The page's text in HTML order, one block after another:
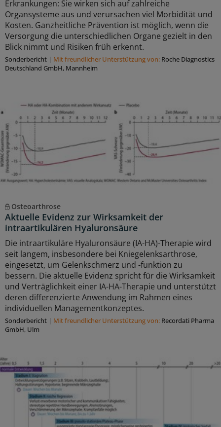
Erkrankungen: Sie wirken sich auf zahlreiche
Organsysteme aus und verursachen viel Morbidität und
Kosten. Ganzheitliche Prävention ist möglich, wenn die
Versorgung die unterschiedlichen Organe gezielt in den
Blick nimmt und Risiken früh erkennt.
Sonderbericht | Mit freundlicher Unterstützung von: Roche Diagnostics
Deutschland GmbH, Mannheim
Osteoarthrose
Aktuelle Evidenz zur Wirksamkeit der
intraartikulären Hyaluronsäure
Die intraartikuläre Hyaluronsäure (IA-HA)-Therapie wird
seit langem, insbesondere bei Kniegelenksarthrose,
eingesetzt, um Gelenkschmerz und -funktion zu
bessern. Die aktuelle Evidenz spricht für die Wirksamkeit
und Verträglichkeit einer IA-HA-Therapie und unterstützt
deren differenzierte Anwendung im Rahmen eines
individuellen Managementkonzeptes.
Sonderbericht | Mit freundlicher Unterstützung von: Recordati Pharma
GmbH, Ulm